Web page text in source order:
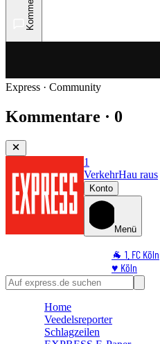
Express · Community
Kommentare · 0
1
VerkehrHau raus
Konto
Menü
🐐 1. FC Köln
♥️ Köln
⭐ Promi
🛒
Home
Veedelsreporter
Schlagzeilen